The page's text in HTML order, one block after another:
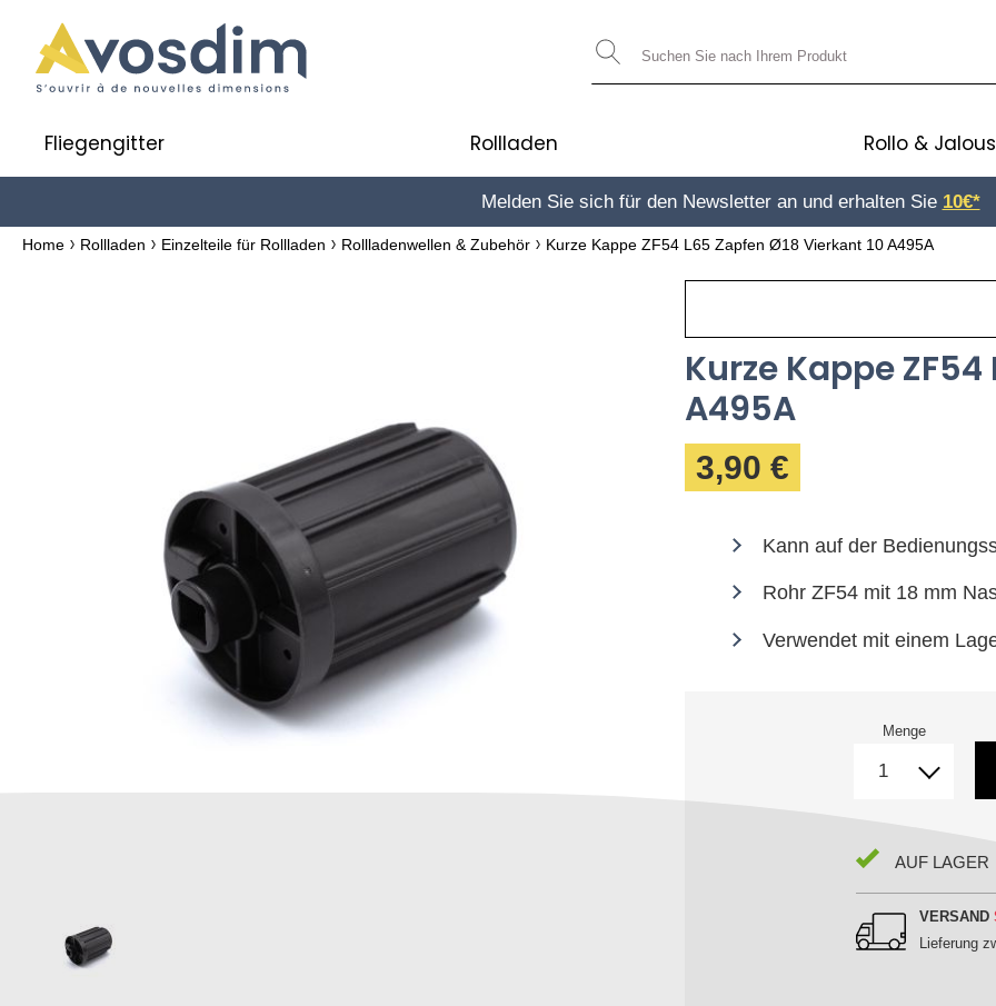
Fliegengitter Rollladen Rollo &
Melden Sie sich für den Newsletter an und erhalten Sie 10€*
Home Rollladen Einzelteile für Rollladen Rollladenwellen & Zubehör Kurze Kappe ZF54 L65 Zapfen Ø18 Vierkant 10 A495A
Kurze Kappe
A495A
3,90 €
Kann auf der
Rohr ZF54 mit 18 mm
Verwendet mit einem
Menge
AUF LAGER
VERSAND
Lieferung